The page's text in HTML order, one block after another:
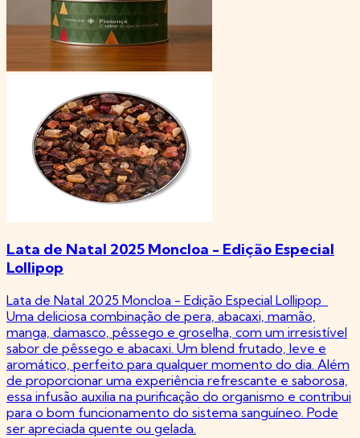
Lata de Natal 2025 Moncloa - Edição Especial
Lollipop
Lata de Natal 2025 Moncloa - Edição Especial Lollipop
Uma deliciosa combinação de pera, abacaxi, mamão,
manga, damasco, pêssego e groselha, com um irresistível
sabor de pêssego e abacaxi. Um blend frutado, leve e
aromático, perfeito para qualquer momento do dia. Além
de proporcionar uma experiência refrescante e saborosa,
essa infusão auxilia na purificação do organismo e contribui
para o bom funcionamento do sistema sanguíneo. Pode
ser apreciada quente ou gelada.